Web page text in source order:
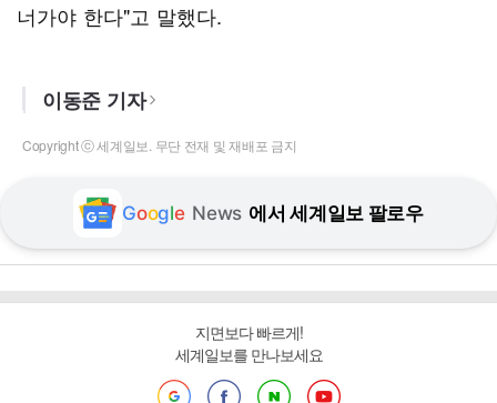
너가야 한다"고 말했다.
이동준 기자
Copyright ⓒ 세계일보. 무단 전재 및 재배포 금지
Google News 에서 세계일보 팔로우
지면보다 빠르게!
세계일보를 만나보세요